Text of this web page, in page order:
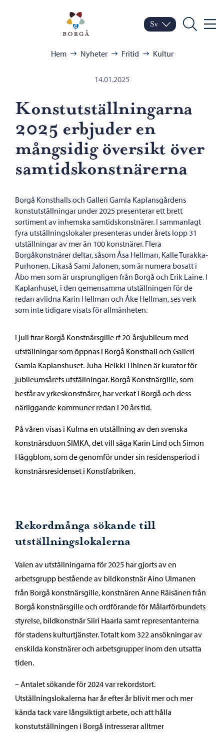
Porvoo – Gå till
Byt språk
Nuvarande språk:
Sv
Sök Meny
Hem Nyheter Fritid Kultur
14.01.2025
Konstutställningarna
2025 erbjuder en
mångsidig översikt över
samtidskonstnärerna
Borgå Konsthalls och Galleri Gamla Kaplansgårdens
konstutställningar under 2025 presenterar ett brett
sortiment av inhemska samtidskonstnärer. I sammanlagt
fyra utställningslokaler presenteras under årets lopp 31
utställningar av mer än 100 konstnärer. Flera
Borgåkonstnärer deltar, såsom Åsa Hellman, Kalle Turakka-
Purhonen. Likaså Sami Jalonen, som är numera bosatt i
Åbo men som är ursprungligen från Borgå och Erik Laine. I
Kaplanhuset, i den gemensamma utställningen för de
redan avlidna Karin Hellman och Åke Hellman, ses verk
som inte tidigare visats för allmänheten.
I juli firar Borgå Konstnärsgille rf 20-årsjubileum med
utställningar som öppnas i Borgå Konsthall och Galleri
Gamla Kaplanshuset. Juha-Heikki Tihinen är kurator för
jubileumsårets utställningar. Borgå Konstnärgille, som
består av yrkeskonstnärer, har verkat i Borgå och dess
närliggande kommuner redan i 20 års tid.
På våren visas i Kulma en utställning av den svenska
konstnärsduon SIMKA, det vill säga Karin Lind och Simon
Häggblom, som de genomför under sin residensperiod i
konstnärsresidenset i Konstfabriken.
Rekordmånga sökande till
utställningslokalerna
Valen av utställningarna för 2025 har gjorts av en
arbetsgrupp bestående av bildkonstnär Aino Ulmanen
från Borgå konstnärsgille, konstnären Anne Räisänen från
Borgå konstnärsgille och ordförande för Målarförbundets
styrelse, bildkonstnär Siiri Haarla samt representanterna
för stadens kulturtjänster. Totalt kom 322 ansökningar av
enskilda konstnärer och arbetsgrupper inom den utsatta
tiden.
– Antalet sökande för 2024 var rekordstort.
Utställningslokalerna har år efter år blivit mer och mer
kända tack vare långsiktigt arbete, och att hålla
konstutställningen i Borgå intresserar alltmer